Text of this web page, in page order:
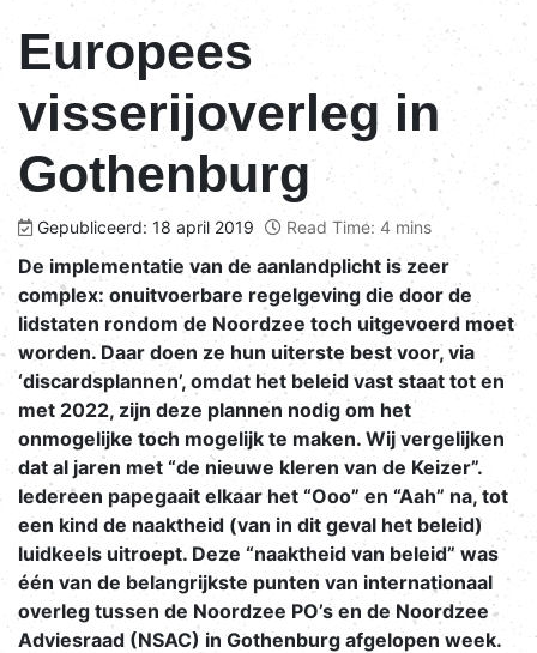
Europees
visserijoverleg in
Gothenburg
Gepubliceerd: 18 april 2019 Read Time: 4 mins
De implementatie van de aanlandplicht is zeer
complex: onuitvoerbare regelgeving die door de
lidstaten rondom de Noordzee toch uitgevoerd moet
worden. Daar doen ze hun uiterste best voor, via
‘discardsplannen’, omdat het beleid vast staat tot en
met 2022, zijn deze plannen nodig om het
onmogelijke toch mogelijk te maken. Wij vergelijken
dat al jaren met “de nieuwe kleren van de Keizer”.
Iedereen papegaait elkaar het “Ooo” en “Aah” na, tot
een kind de naaktheid (van in dit geval het beleid)
luidkeels uitroept. Deze “naaktheid van beleid” was
één van de belangrijkste punten van internationaal
overleg tussen de Noordzee PO’s en de Noordzee
Adviesraad (NSAC) in Gothenburg afgelopen week.